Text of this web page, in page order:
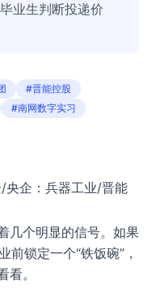
业生判断投递价
#晋能控股
#南网数字实习
央企：兵器工业/晋能
几个明显的信号。如果
锁定一个“铁饭碗”，
。